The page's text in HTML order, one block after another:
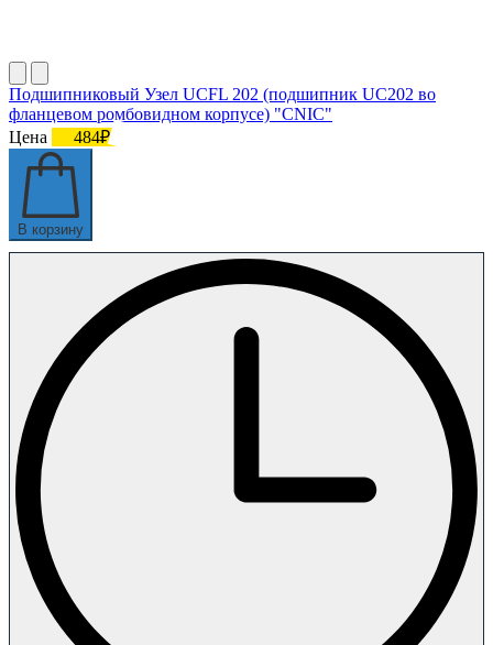
Подшипниковый Узел UCFL 202 (подшипник UC202 во
фланцевом ромбовидном корпусе) "CNIC"
Цена
484₽
В корзину